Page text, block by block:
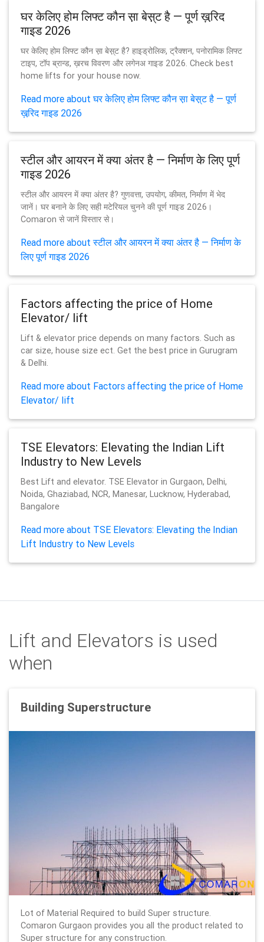
घर केलिए होम लिफ्ट कौन स़ा बेस़्ट है — पूर्ण ख़रि़द
गाइड 2026
घर केलिए होम लिफ्ट कौन स़ा बेस़्ट है? हाइड्रोलिक, ट्रैक्शन, पनोरामिक लिफ्ट
टाइप, टॉप ब्रान्ड, ख़रच विवरण और लगेनअ गाइड 2026. Check best
home lifts for your house now.
Read more about घर केलिए होम लिफ्ट कौन स़ा बेस़्ट है — पूर्ण
ख़रि़द गाइड 2026
स्टील और आयरन में क्या अंतर है — निर्माण के लिए पूर्ण
गाइड 2026
स्टील और आयरन में क्या अंतर है? गुणवत्ता, उपयोग, कीमत, निर्माण में भेद
जानें। घर बनाने के लिए सही मटेरियल चुनने की पूर्ण गाइड 2026।
Comaron से जानें विस्तार से।
Read more about स्टील और आयरन में क्या अंतर है — निर्माण के
लिए पूर्ण गाइड 2026
Factors affecting the price of Home
Elevator/ lift
Lift & elevator price depends on many factors. Such as
car size, house size ect. Get the best price in Gurugram
& Delhi.
Read more about Factors affecting the price of Home
Elevator/ lift
TSE Elevators: Elevating the Indian Lift
Industry to New Levels
Best Lift and elevator. TSE Elevator in Gurgaon, Delhi,
Noida, Ghaziabad, NCR, Manesar, Lucknow, Hyderabad,
Bangalore
Read more about TSE Elevators: Elevating the Indian
Lift Industry to New Levels
Lift and Elevators is used
when
Building Superstructure
Lot of Material Required to build Super structure.
Comaron Gurgaon provides you all the product related to
Super structure for any construction.